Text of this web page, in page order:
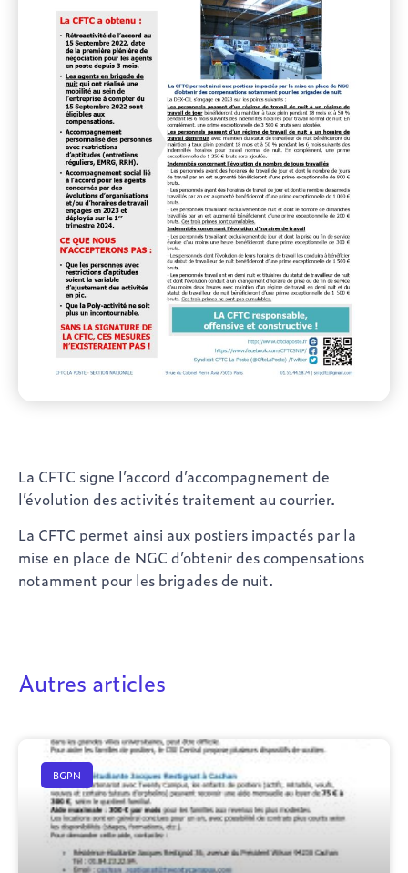
La CFTC signe l’accord d’accompagnement de
l’évolution des activités traitement au courrier.
La CFTC permet ainsi aux postiers impactés par la
mise en place de NGC d’obtenir des compensations
notamment pour les brigades de nuit.
Autres articles
BGPN